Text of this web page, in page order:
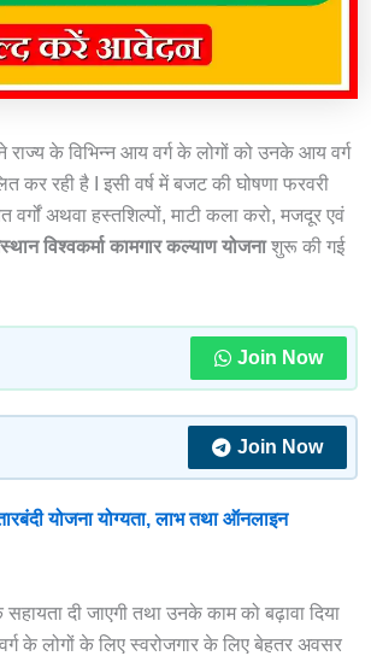
राज्य के विभिन्न आय वर्ग के लोगों को उनके आय वर्ग
रही है I इसी वर्ष में बजट की घोषणा फरवरी
अथवा हस्तशिल्पों, माटी कला करो, मजदूर एवं
विश्वकर्मा कामगार कल्याण योजनाशुरू की गई
Join Now
Join Now
योजना योग्यता, लाभ तथा ऑनलाइन
दी जाएगी तथा उनके काम को बढ़ावा दिया
के लोगों के लिए स्वरोजगार के लिए बेहतर अवसर